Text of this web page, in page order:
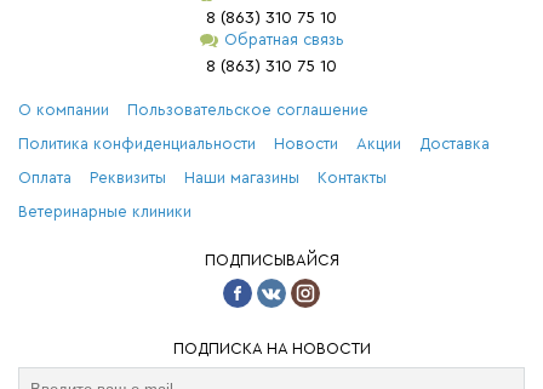
8 (863) 310 75 10
Обратная связь
8 (863) 310 75 10
О компании Пользовательское соглашение
Политика конфиденциальности Новости Акции Доставка
Оплата Реквизиты Наши магазины Контакты
Ветеринарные клиники
ПОДПИСЫВАЙСЯ
ПОДПИСКА НА НОВОСТИ